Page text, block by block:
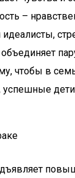
–
чтобы в
успешные